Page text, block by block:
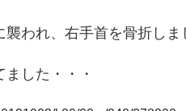
われ、右手首を骨折しま
した・・・